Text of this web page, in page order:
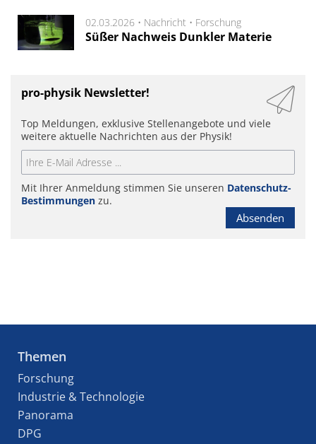
02.03.2026 • Nachricht • Forschung
Süßer Nachweis Dunkler Materie
pro-physik Newsletter!
Top Meldungen, exklusive Stellenangebote und viele
weitere aktuelle Nachrichten aus der Physik!
Mit Ihrer Anmeldung stimmen Sie unseren Datenschutz-
Bestimmungen zu.
Absenden
Themen
Forschung
Industrie & Technologie
Panorama
DPG